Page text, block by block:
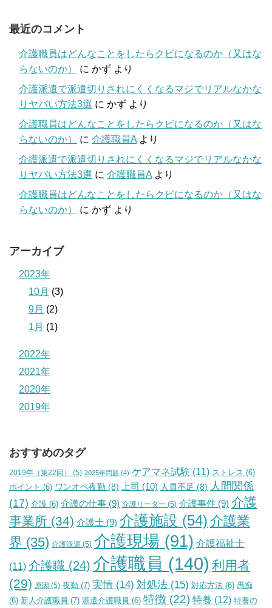
最近のコメント
介護職員はどんなことをしたらクビになるのか（又はな
らないのか）
に かず より
介護派遣で派遣切りされにくくなるマジでリアルなかな
りヤバい方法3選 に かず より
介護職員はどんなことをしたらクビになるのか（又はな
らないのか）
に 介護職員A より
介護派遣で派遣切りされにくくなるマジでリアルなかな
りヤバい方法3選 に 介護職員A より
介護職員はどんなことをしたらクビになるのか（又はな
らないのか）
に かず より
アーカイブ
2023年
10月 (3)
9月 (2)
1月 (1)
2022年
2021年
2020年
2019年
おすすめのタグ
2019年（第22回） (5) 2025年問題 (4) ケアマネ試験 (11) ストレス (6)
ポイント (6) ワンオペ夜勤 (8) 上司 (10) 人員不足 (8) 人間関係
(17) 介護 (6) 介護の仕事 (9) 介護リーダー (5) 介護事件 (9) 介護
事業所 (34) 介護士 (9) 介護施設 (54) 介護業
界 (35) 介護派遣 (5) 介護現場 (91) 介護福祉士
(11) 介護職 (24) 介護職員 (140) 利用者
(29) 原因 (5) 夜勤 (7) 実情 (14) 対処法 (15) 対応方法 (6) 愚痴
(6) 新人介護職員 (7) 派遣介護職員 (6) 特徴 (22) 特養 (12) 特養の